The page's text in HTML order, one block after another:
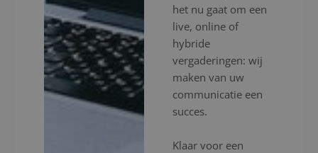
het nu gaat om een
live, online of
hybride
vergaderingen: wij
maken van uw
communicatie een
succes.
Klaar voor een